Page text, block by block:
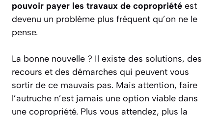
pouvoir payer les travaux de copropriété est
devenu un problème plus fréquent qu’on ne le
pense.
La bonne nouvelle ? Il existe des solutions, des
recours et des démarches qui peuvent vous
sortir de ce mauvais pas. Mais attention, faire
l’autruche n’est jamais une option viable dans
une copropriété. Plus vous attendez, plus la